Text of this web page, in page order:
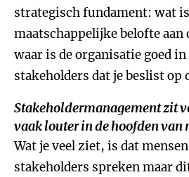
strategisch fundament: wat
maatschappelijke belofte aan
waar is de organisatie goed
stakeholders dat je beslist op
Stakeholdermanagement zit
vaak louter in de hoofden van
Wat je veel ziet, is dat
stakeholders spreken maar